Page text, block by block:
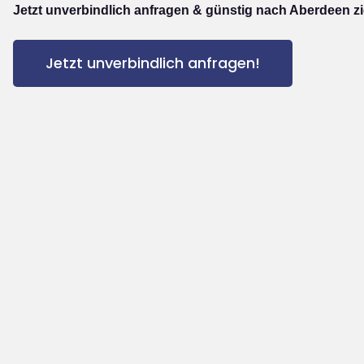
Jetzt unverbindlich anfragen & günstig nach Aberdeen
Jetzt unverbindlich anfragen!